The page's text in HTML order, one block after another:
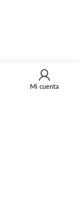
Mi cuenta